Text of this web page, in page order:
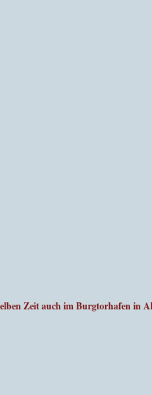
Zeit auch im Burgtorhafen in